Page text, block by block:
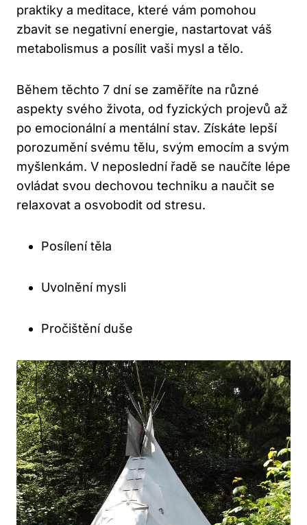
praktiky a meditace, ​které vám pomohou
zbavit⁢ se negativní energie, nastartovat váš
metabolismus ‌a posílit vaši mysl a tělo.
Během těchto ⁤7 ​dní ‌se zaměříte​ na různé
aspekty svého ⁣života, ⁢od fyzických projevů až
po emocionální ​a mentální stav. Získáte lepší
porozumění svému tělu, svým emocím a svým
myšlenkám. V ‌neposlední řadě se naučíte lépe‍
ovládat svou dechovou techniku a naučit ‍se
relaxovat a osvobodit od​ stresu.
Posílení‌ těla
Uvolnění mysli
Pročištění duše